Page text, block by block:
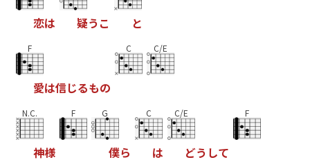
恋は 疑う こ と
F
愛は信じるもの
C C/E
N.C.
神様
F G
僕ら
C
は
C/E
どう して
F